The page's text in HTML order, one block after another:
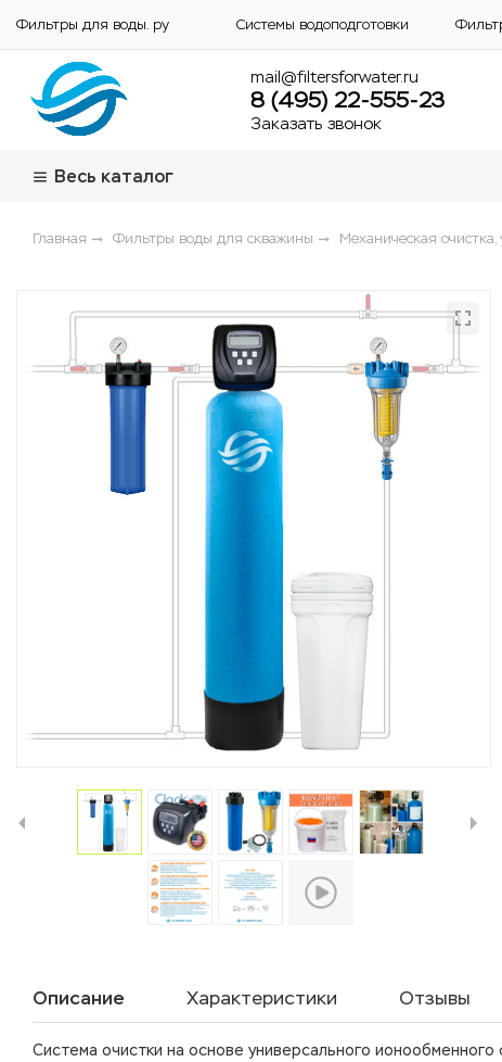
Фильтры для воды. ру Системы водоподготовки
mail@filtersforwater.ru
8 (495) 22-555-23
Заказать звонок
Весь каталог
Главная Фильтры воды для скважины Механическая
Описание Характеристики Отзывы
Система очистки на основе универсального